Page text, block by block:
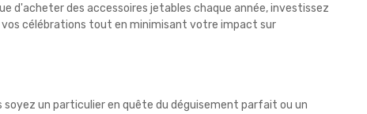
d'acheter des accessoires jetables chaque année, investissez
vos célébrations tout en minimisant votre impact sur
soyez un particulier en quête du déguisement parfait ou un